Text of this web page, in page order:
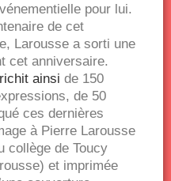
pour lui.
de cet
Larousse a sorti une
cet anniversaire.
ainsi de 150
de 50
ces dernières
à Pierre Larousse
collège de Toucy
et imprimée